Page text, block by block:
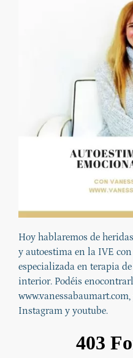
Hoy hablaremos de
y autoestima en la IVE
especializada en terapia
interior. Podéis
Instagram y youtube.